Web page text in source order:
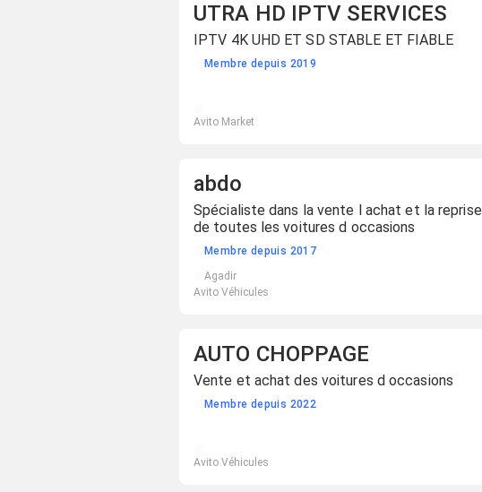
UTRA HD IPTV SERVICES
IPTV 4K UHD ET SD STABLE ET FIABLE
Membre depuis 2019
Avito Market
abdo
Spécialiste dans la vente l achat et la reprise
de toutes les voitures d occasions
Membre depuis 2017
Agadir
Avito Véhicules
AUTO CHOPPAGE
Vente et achat des voitures d occasions
Membre depuis 2022
Avito Véhicules